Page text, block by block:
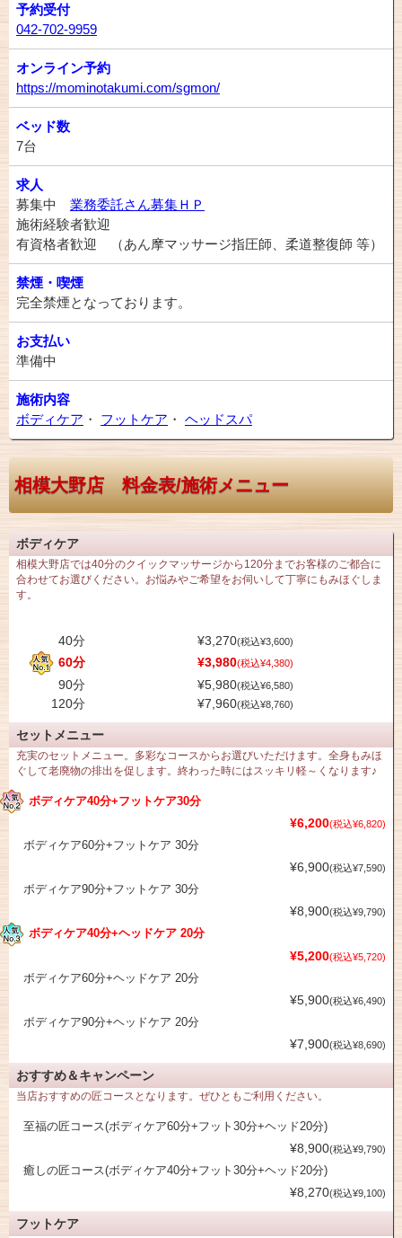
予約受付
042-702-9959
オンライン予約
https://mominotakumi.com/sgmon/
ベッド数
7台
求人
募集中 業務委託さん募集ＨＰ
施術経験者歓迎
有資格者歓迎 （あん摩マッサージ指圧師、柔道整復師 等）
禁煙・喫煙
完全禁煙となっております。
お支払い
準備中
施術内容
ボディケア ・ フットケア ・ ヘッドスパ
相模大野店 料金表/施術メニュー
ボディケア
相模大野店では40分のクイックマッサージから120分までお客様のご都合に
合わせてお選びください。お悩みやご希望をお伺いして丁寧にもみほぐしま
す。
40分 ¥3,270(税込¥3,600)
60分 ¥3,980(税込¥4,380)
90分 ¥5,980(税込¥6,580)
120分 ¥7,960(税込¥8,760)
セットメニュー
充実のセットメニュー。多彩なコースからお選びいただけます。全身もみほ
ぐして老廃物の排出を促します。終わった時にはスッキリ軽～くなります♪
ボディケア40分+フットケア30分
¥6,200(税込¥6,820)
ボディケア60分+フットケア 30分
¥6,900(税込¥7,590)
ボディケア90分+フットケア 30分
¥8,900(税込¥9,790)
ボディケア40分+ヘッドケア 20分
¥5,200(税込¥5,720)
ボディケア60分+ヘッドケア 20分
¥5,900(税込¥6,490)
ボディケア90分+ヘッドケア 20分
¥7,900(税込¥8,690)
おすすめ＆キャンペーン
当店おすすめの匠コースとなります。ぜひともご利用ください。
至福の匠コース(ボディケア60分+フット30分+ヘッド20分)
¥8,900(税込¥9,790)
癒しの匠コース(ボディケア40分+フット30分+ヘッド20分)
¥8,270(税込¥9,100)
フットケア